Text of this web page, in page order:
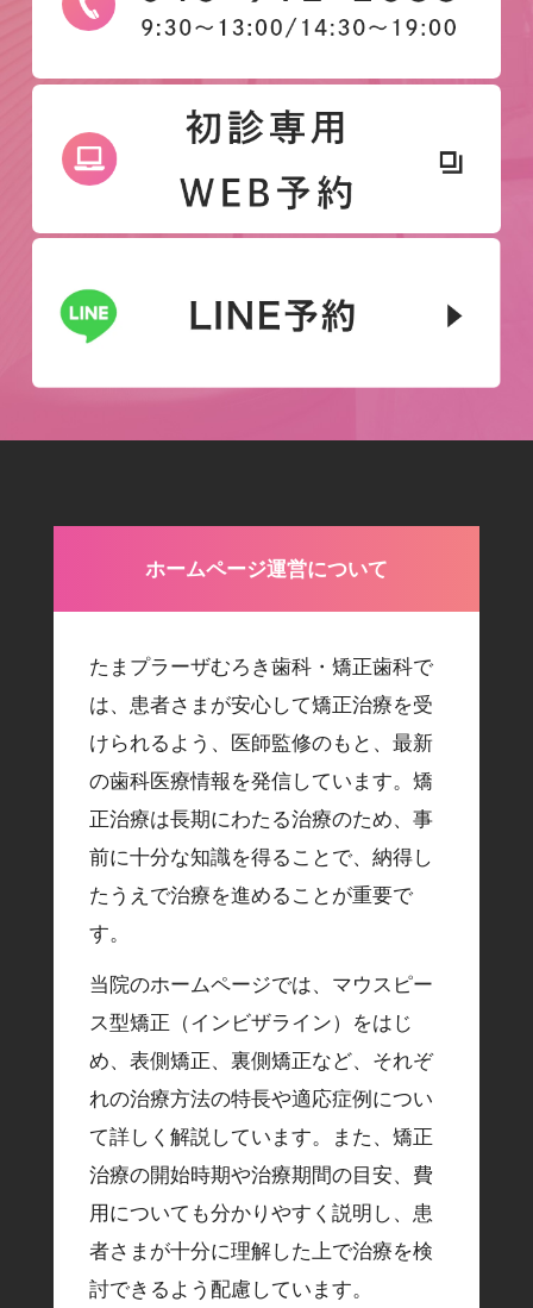
ホームページ運営について
たまプラーザむろき歯科・矯正歯科で
は、患者さまが安心して矯正治療を受
けられるよう、医師監修のもと、最新
の歯科医療情報を発信しています。矯
正治療は長期にわたる治療のため、事
前に十分な知識を得ることで、納得し
たうえで治療を進めることが重要で
す。
当院のホームページでは、マウスピー
ス型矯正（インビザライン）をはじ
め、表側矯正、裏側矯正など、それぞ
れの治療方法の特長や適応症例につい
て詳しく解説しています。また、矯正
治療の開始時期や治療期間の目安、費
用についても分かりやすく説明し、患
者さまが十分に理解した上で治療を検
討できるよう配慮しています。